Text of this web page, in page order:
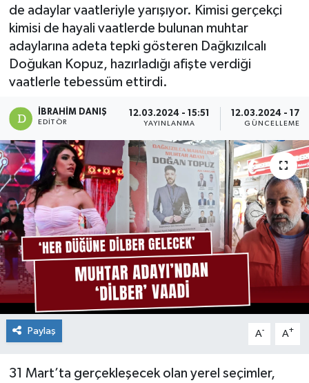
de adaylar vaatleriyle yarışıyor. Kimisi gerçekçi
kimisi de hayali vaatlerde bulunan muhtar
adaylarına adeta tepki gösteren Dağkızılcalı
Doğukan Kopuz, hazırladığı afişte verdiği
vaatlerle tebessüm ettirdi.
İBRAHIM DANIŞ
EDITÖR
12.03.2024 - 15:51
YAYINLANMA
12.03.2024 -
GÜNCELLEME
Paylaş A- A+
31 Mart’ta gerçekleşecek olan yerel seçimler,
Tüm Manşetler
Son Dakika Haberleri
Haber Arşivi